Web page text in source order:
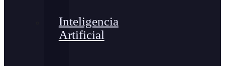
Inteligencia
Artificial